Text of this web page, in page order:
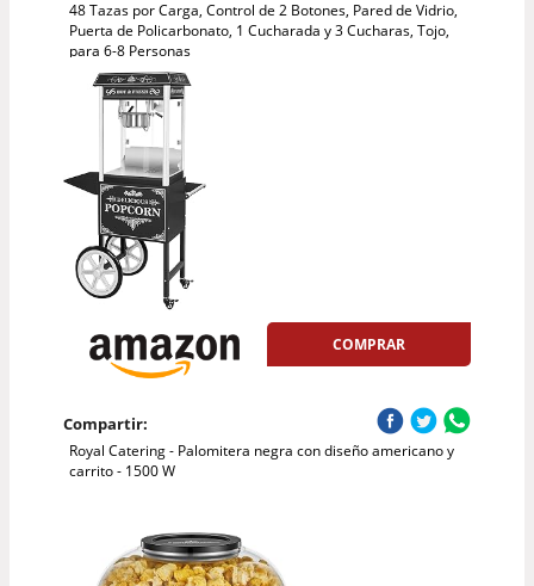
48 Tazas por Carga, Control de 2 Botones, Pared de Vidrio,
Puerta de Policarbonato, 1 Cucharada y 3 Cucharas, Tojo,
para 6-8 Personas
COMPRAR
Compartir:
Royal Catering - Palomitera negra con diseño americano y
carrito - 1500 W